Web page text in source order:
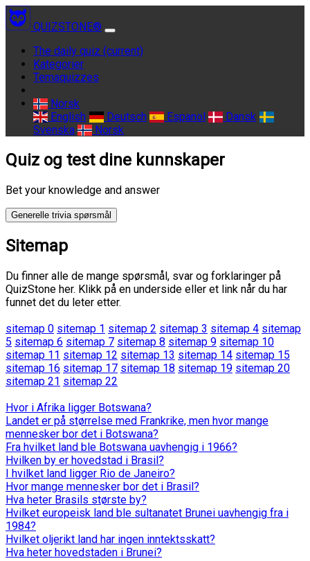
QUIZSTONE®
The daily quiz (current)
Kategorier
Temaquizzes
Norsk
English
Deutsch Espanol
Dansk
Svenska
Norsk
Quiz og test dine kunnskaper
Bet your knowledge and answer
Generelle trivia spørsmål
Sitemap
Du finner alle de mange spørsmål, svar og forklaringer på
QuizStone her. Klikk på en underside eller et link når du har
funnet det du leter etter.
sitemap 0 sitemap 1 sitemap 2 sitemap 3 sitemap 4 sitemap
5 sitemap 6 sitemap 7 sitemap 8 sitemap 9 sitemap 10
sitemap 11 sitemap 12 sitemap 13 sitemap 14 sitemap 15
sitemap 16 sitemap 17 sitemap 18 sitemap 19 sitemap 20
sitemap 21 sitemap 22
Hvor i Afrika ligger Botswana?
Landet er på størrelse med Frankrike, men hvor mange
mennesker bor det i Botswana?
Fra hvilket land ble Botswana uavhengig i 1966?
Hvilken by er hovedstad i Brasil?
I hvilket land ligger Rio de Janeiro?
Hvor mange mennesker bor det i Brasil?
Hva heter Brasils største by?
Hvilket europeisk land ble sultanatet Brunei uavhengig fra i
1984?
Hvilket oljerikt land har ingen inntektsskatt?
Hva heter hovedstaden i Brunei?